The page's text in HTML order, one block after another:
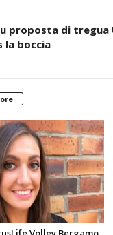
proposta di tregua
la boccia